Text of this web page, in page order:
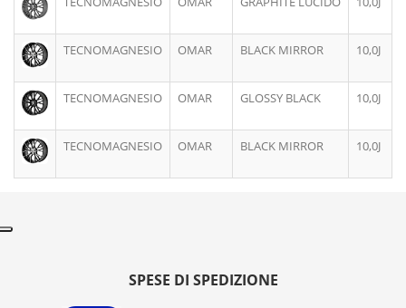
TECNOMAGNESIO OMAR BLACK MIRROR 10,0J
TECNOMAGNESIO OMAR GLOSSY BLACK 10,0J
TECNOMAGNESIO OMAR BLACK MIRROR 10,0J
SPESE DI SPEDIZIONE